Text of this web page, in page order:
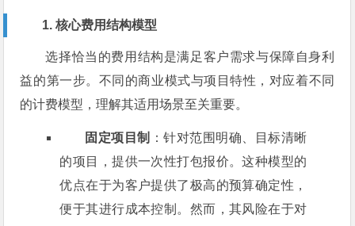
1. 核心费用结构模型
选择恰当的费用结构是满足客户需求与保障自身利
益的第一步。不同的商业模式与项目特性，对应着不同
的计费模型，理解其适用场景至关重要。
固定项目制
：针对范围明确、目标清晰
的项目，提供一次性打包报价。这种模型的
优点在于为客户提供了极高的预算确定性，
便于其进行成本控制。然而，其风险在于对